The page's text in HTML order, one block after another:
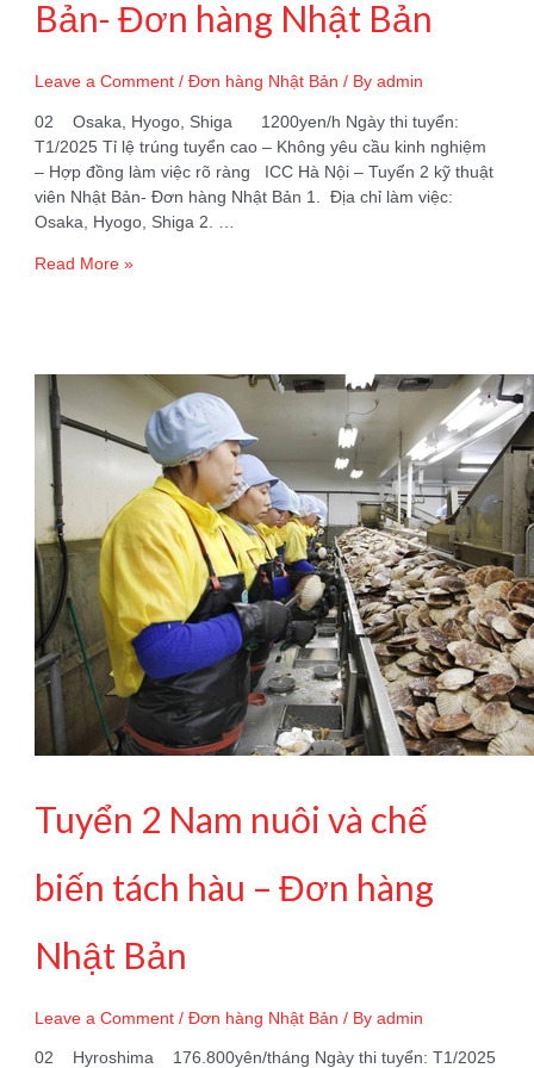
Bản- Đơn hàng Nhật Bản
Leave a Comment /Đơn hàng Nhật Bản / Byadmin
02 Osaka, Hyogo, Shiga 1200yen/h Ngày thi tuyển:
T1/2025 Tỉ lệ trúng tuyển cao – Không yêu cầu kinh nghiệm
– Hợp đồng làm việc rõ ràng ICC Hà Nội – Tuyển 2 kỹ thuật
viên Nhật Bản- Đơn hàng Nhật Bản 1. Địa chỉ làm việc:
Osaka, Hyogo, Shiga 2. …
Tuyển
Nhật
Bản-
Đơn
Nhật
Bản
Read More »
Tuyển 2 Nam nuôi và chế
biến tách hàu – Đơn hàng
Nhật Bản
Leave a Comment /Đơn hàng Nhật Bản / Byadmin
02 Hyroshima 176.800yên/tháng Ngày thi tuyển: T1/2025